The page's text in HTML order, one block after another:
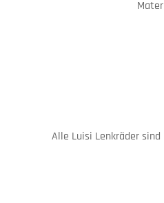
– Alle Luisi Lenkräder